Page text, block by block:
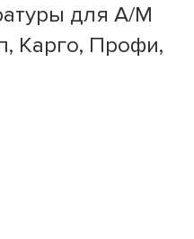
для А/М
Карго, Профи,